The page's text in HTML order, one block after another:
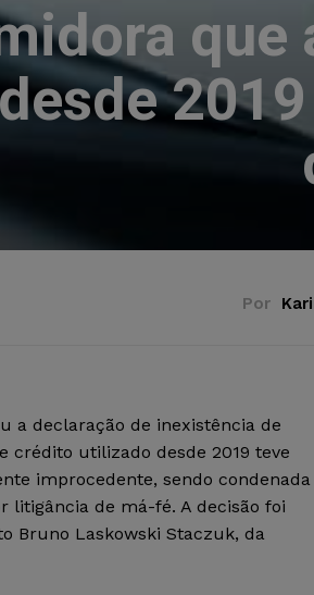
que
Por
a declaração de inexistência de
crédito utilizado desde 2019 teve
improcedente, sendo condenada
litigância de má-fé. A decisão foi
Bruno Laskowski Staczuk, da